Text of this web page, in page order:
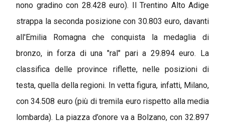
nono gradino con 28.428 euro). Il Trentino Alto Adige
strappa la seconda posizione con 30.803 euro, davanti
all'Emilia Romagna che conquista la medaglia di
bronzo, in forza di una "ral" pari a 29.894 euro. La
classifica delle province riflette, nelle posizioni di
testa, quella della regioni. In vetta figura, infatti, Milano,
con 34.508 euro (più di tremila euro rispetto alla media
lombarda). La piazza d’onore va a Bolzano, con 32.897